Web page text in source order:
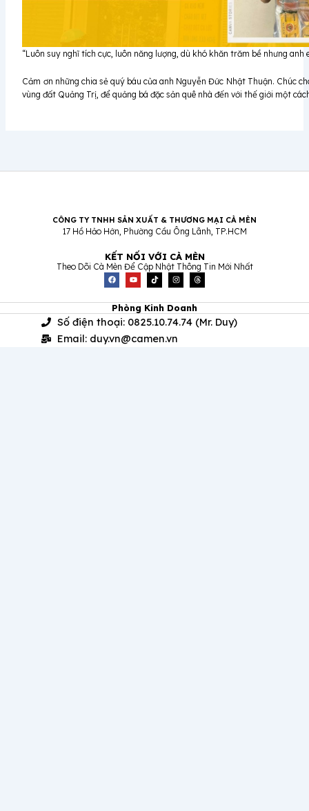
“Luôn suy nghĩ tích cực, luôn năng lượng, dù khó khăn trăm bề nhưng
Cảm ơn những chia sẻ quý báu của anh Nguyễn Đức Nhật Thuận. Chúc
vùng đất Quảng Trị, để quảng bá đặc sản quê nhà đến với thế giới một
CÔNG TY TNHH SẢN XUẤT & THƯƠNG MẠI CÀ MÈN
17 Hồ Hảo Hớn, Phường Cầu Ông Lãnh, TP.HCM
KẾT NỐI VỚI CÀ MÈN
Theo Dõi Cà Mèn Để Cập Nhật Thông Tin Mới Nhất
F
a
c
b
o
o
k
Y
o
u
u
b
e
T
i
k
o
k
I
n
s
a
g
r
a
m
T
h
r
a
d
s
Phòng Kinh Doanh
Số điện thoại: 0825.10.74.74 (Mr. Duy)
Email: duy.vn@camen.vn